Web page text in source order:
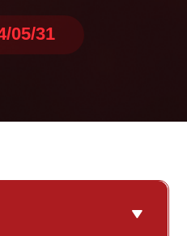
05/31